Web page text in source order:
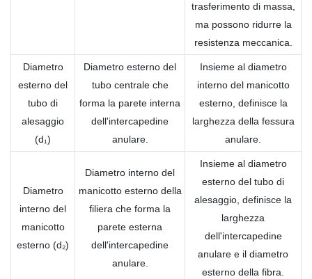
trasferimento di massa,
ma possono ridurre la
resistenza meccanica.
Diametro
esterno del
tubo di
alesaggio
(d₁)
Diametro esterno del
tubo centrale che
forma la parete interna
dell'intercapedine
anulare.
Insieme al diametro
interno del manicotto
esterno, definisce la
larghezza della fessura
anulare.
Diametro
interno del
manicotto
esterno (d₂)
Diametro interno del
manicotto esterno della
filiera che forma la
parete esterna
dell'intercapedine
anulare.
Insieme al diametro
esterno del tubo di
alesaggio, definisce la
larghezza
dell'intercapedine
anulare e il diametro
esterno della fibra.